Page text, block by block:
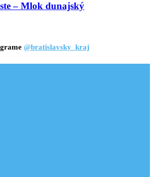
– Mlok dunajský
@bratislavsky_kraj